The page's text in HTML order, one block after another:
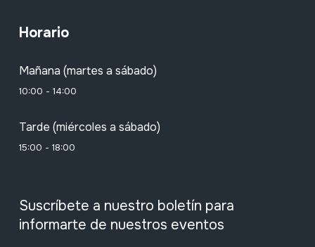
Horario
Mañana (martes a sábado)
10:00 - 14:00
Tarde (miércoles a sábado)
15:00 - 18:00
Suscríbete a nuestro boletín para
informarte de nuestros eventos